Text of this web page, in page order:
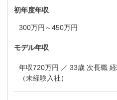
初年度年収
300万円～450万円
モデル年収
年収720万円 ／ 33歳 次長職 経験8年 ／ 前職：ホテル業
（未経験入社）